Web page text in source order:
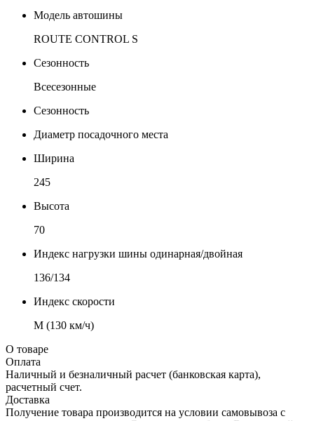
Модель автошины
ROUTE CONTROL S
Сезонность
Всесезонные
Сезонность
Диаметр посадочного места
Ширина
245
Высота
70
Индекс нагрузки шины одинарная/двойная
136/134
Индекс скорости
М (130 км/ч)
О товаре
Оплата
Наличный и безналичный расчет (банковская карта),
расчетный счет.
Доставка
Получение товара производится на условии самовывоза с